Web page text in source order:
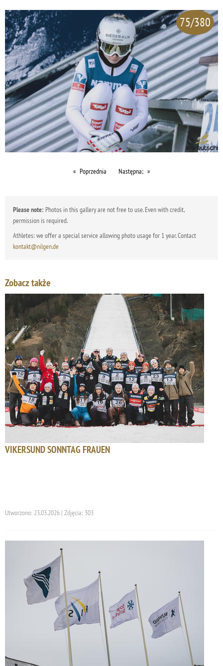
75/380
Poprzednia Następna;
Please note: Photos in this gallery are not free to use. Even with credit,
permission is required.
Athletes: we offer a special service allowing photo usage for 1 year. Contact
kontakt@nilgen.de
Zobacz także
VIKERSUND SONNTAG FRAUEN
Utworzono: 23.03.2026 | Zdjęcia: 303